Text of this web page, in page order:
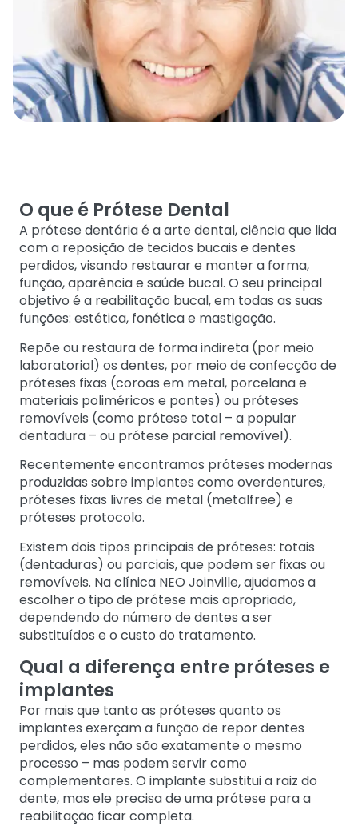
O que é Prótese Dental
A prótese dentária é a arte dental, ciência que lida
com a reposição de tecidos bucais e dentes
perdidos, visando restaurar e manter a forma,
função, aparência e saúde bucal. O seu principal
objetivo é a reabilitação bucal, em todas as suas
funções: estética, fonética e mastigação.
Repõe ou restaura de forma indireta (por meio
laboratorial) os dentes, por meio de confecção de
próteses fixas (coroas em metal, porcelana e
materiais poliméricos e pontes) ou próteses
removíveis (como prótese total – a popular
dentadura – ou prótese parcial removível).
Recentemente encontramos próteses modernas
produzidas sobre implantes como overdentures,
próteses fixas livres de metal (metalfree) e
próteses protocolo.
Existem dois tipos principais de próteses: totais
(dentaduras) ou parciais, que podem ser fixas ou
removíveis. Na clínica NEO Joinville, ajudamos a
escolher o tipo de prótese mais apropriado,
dependendo do número de dentes a ser
substituídos e o custo do tratamento.
Qual a diferença entre próteses e
implantes
Por mais que tanto as próteses quanto os
implantes exerçam a função de repor dentes
perdidos, eles não são exatamente o mesmo
processo – mas podem servir como
complementares. O implante substitui a raiz do
dente, mas ele precisa de uma prótese para a
reabilitação ficar completa.